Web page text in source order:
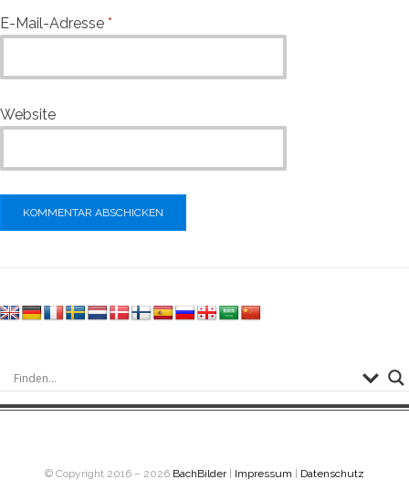
E-Mail-Adresse *
Website
© Copyright 2016 – 2026 BachBilder| Impressum Datenschutz